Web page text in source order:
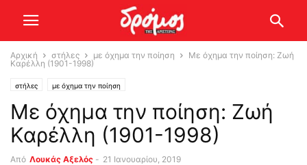
Αρχική στήλες με όχημα την ποίηση
Με όχημα την ποίηση: Ζωή
Καρέλλη (1901-1998)
στήλες με όχημα την ποίηση
Με όχημα την ποίηση: Ζωή
Καρέλλη (1901-1998)
Από Λουκάς Αξελός - 21 Ιανουαρίου, 2019